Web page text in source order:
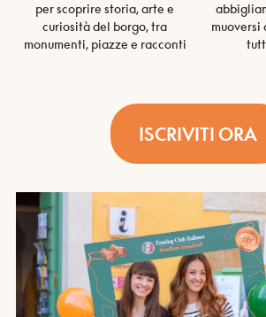
per scoprire storia, arte e
curiosità del borgo, tra
monumenti, piazze e racconti
muoversi
ISCRIVITI ORA